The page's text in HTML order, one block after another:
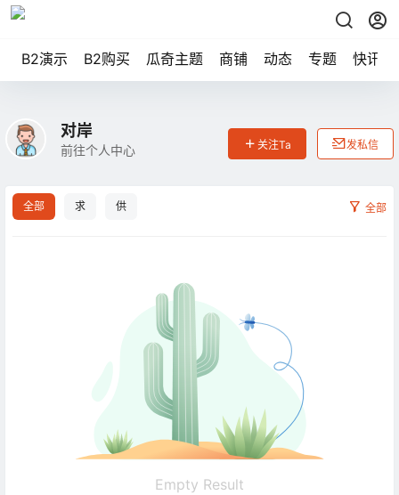
B2演示 B2购买 瓜奇主题 商铺 动态 专题 快讯
对岸
前往个人中心 关注Ta 发私信
全部 求 供 全部
Empty Result